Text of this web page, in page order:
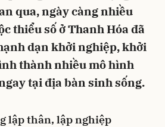
qua, ngày càng nhiều
thiểu số ở Thanh Hóa đã
dạn khởi nghiệp, khởi
thành nhiều mô hình
tại địa bàn sinh sống.
lập thân, lập nghiệp